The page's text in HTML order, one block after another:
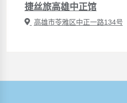
捷丝旅高雄中正馆
高雄市苓雅区中正一路134号